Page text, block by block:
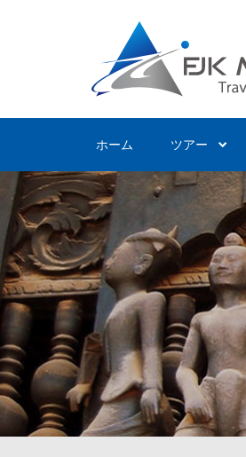
ホーム ツアー